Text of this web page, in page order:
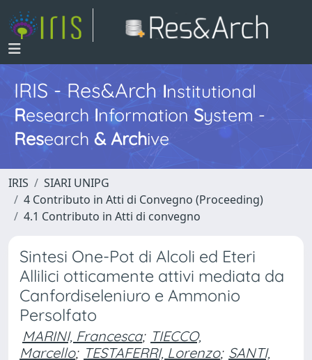
IRIS - Res&ArchInstitutional
Research InformationSystem -
Research & Archive
IRIS
SIARI UNIPG
4 Contributo in Atti di Convegno (Proceeding)
4.1 Contributo in Atti di convegno
Sintesi One-Pot di Alcoli ed Eteri
Allilici otticamente attivi mediata da
Canfordiseleniuro e Ammonio
Persolfato
MARINI, Francesca; TIECCO,
Marcello; TESTAFERRI, Lorenzo; SANTI,